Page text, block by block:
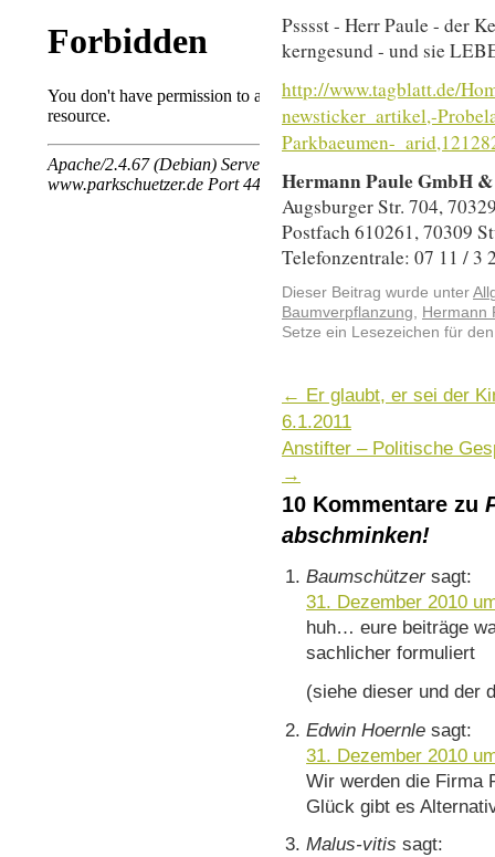
Psssst - Herr Paule - der
kerngesund - und sie
http://www.tagblatt.de/
newsticker_artikel,-
Parkbaeumen-
Hermann Paule GmbH
Augsburger Str. 704,
Postfach 610261, 70309
Telefonzentrale: 07 11 / 3
Dieser Beitrag wurde unter
Baumverpflanzung, Hermann
Setze ein Lesezeichen für
← Er glaubt, er sei der
6.1.2011
Anstifter – Politische
→
10 Kommentare zu
abschminken!
Baumschützer sagt:
31. Dezember 2010
huh… eure beiträge
sachlicher formuliert
(siehe dieser und der
Edwin Hoernle sagt:
31. Dezember 2010
Wir werden die Firma
Glück gibt es
Malus-vitis sagt: